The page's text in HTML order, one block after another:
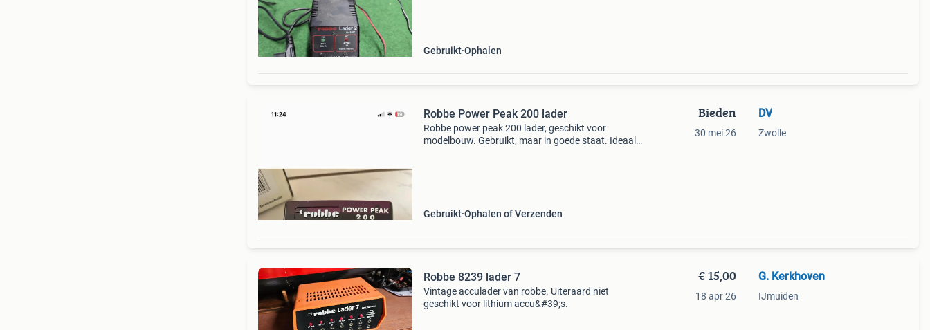
Gebruikt Ophalen
Robbe Power Peak 200 lader
Robbe power peak 200 lader, geschikt voor
modelbouw. Gebruikt, maar in goede staat. Ideaal
Gebruikt Ophalen of Verzenden
Bieden
30 mei 26
DV
Zwolle
Robbe 8239 lader 7
Vintage acculader van robbe. Uiteraard niet
geschikt voor lithium accu&#39;s.
€ 15,00
18 apr 26
G. Kerkhoven
IJmuiden